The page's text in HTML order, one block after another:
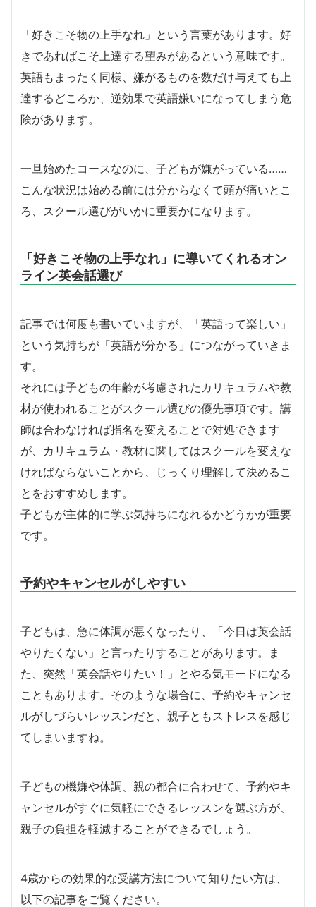
「好きこそ物の上手なれ」という言葉があります。好
きであればこそ上達する望みがあるという意味です。
英語もまったく同様、嫌がるものを数だけ与えても上
達するどころか、逆効果で英語嫌いになってしまう危
険があります。
一旦始めたコースなのに、子どもが嫌がっている……
こんな状況は始める前には分からなくて頭が痛いとこ
ろ、スクール選びがいかに重要かになります。
「好きこそ物の上手なれ」に導いてくれるオン
ライン英会話選び
記事では何度も書いていますが、「英語って楽しい」
という気持ちが「英語が分かる」につながっていきま
す。
それには子どもの年齢が考慮されたカリキュラムや教
材が使われることがスクール選びの優先事項です。講
師は合わなければ指名を変えることで対処できます
が、カリキュラム・教材に関してはスクールを変えな
ければならないことから、じっくり理解して決めるこ
とをおすすめします。
子どもが主体的に学ぶ気持ちになれるかどうかが重要
です。
予約やキャンセルがしやすい
子どもは、急に体調が悪くなったり、「今日は英会話
やりたくない」と言ったりすることがあります。ま
た、突然「英会話やりたい！」とやる気モードになる
こともあります。そのような場合に、予約やキャンセ
ルがしづらいレッスンだと、親子ともストレスを感じ
てしまいますね。
子どもの機嫌や体調、親の都合に合わせて、予約やキ
ャンセルがすぐに気軽にできるレッスンを選ぶ方が、
親子の負担を軽減することができるでしょう。
4歳からの効果的な受講方法について知りたい方は、
以下の記事をご覧ください。